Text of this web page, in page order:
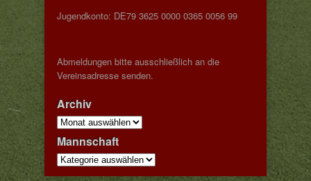
Jugendkonto: DE79 3625 0000 0365 0056 99
Abmeldungen bitte ausschließlich an die
Vereinsadresse senden.
Archiv
Archiv
Mannschaft
Mannschaft